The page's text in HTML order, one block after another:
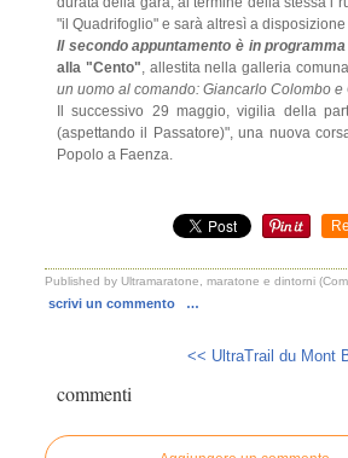
"il Quadrifoglio" e sarà altresì a
Il secondo appuntamento è in
alla "Cento", allestita nella galleria
un uomo al comando: Giancarlo Colombo
Il successivo 29 maggio, vigilia della
(aspettando il Passatore)", una nuova
Popolo a Faenza.
Published by Ultramaratone, maratone e dintorni
scrivi un commento
…
<< UltraTrail du Mont
commenti